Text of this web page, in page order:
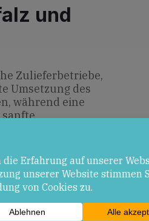
und
Zulieferbetriebe,
Umsetzung des
während eine
und